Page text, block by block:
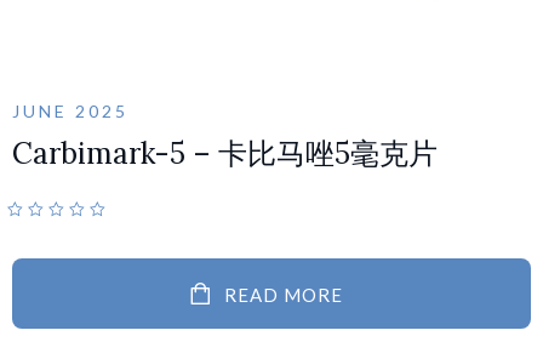
JUNE 2025
Carbimark-5 – 卡比马唑5毫克片
READ MORE